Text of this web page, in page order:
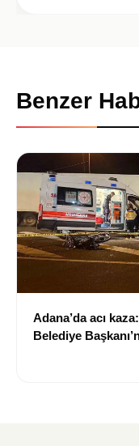
Benzer
Adana’da acı
Belediye